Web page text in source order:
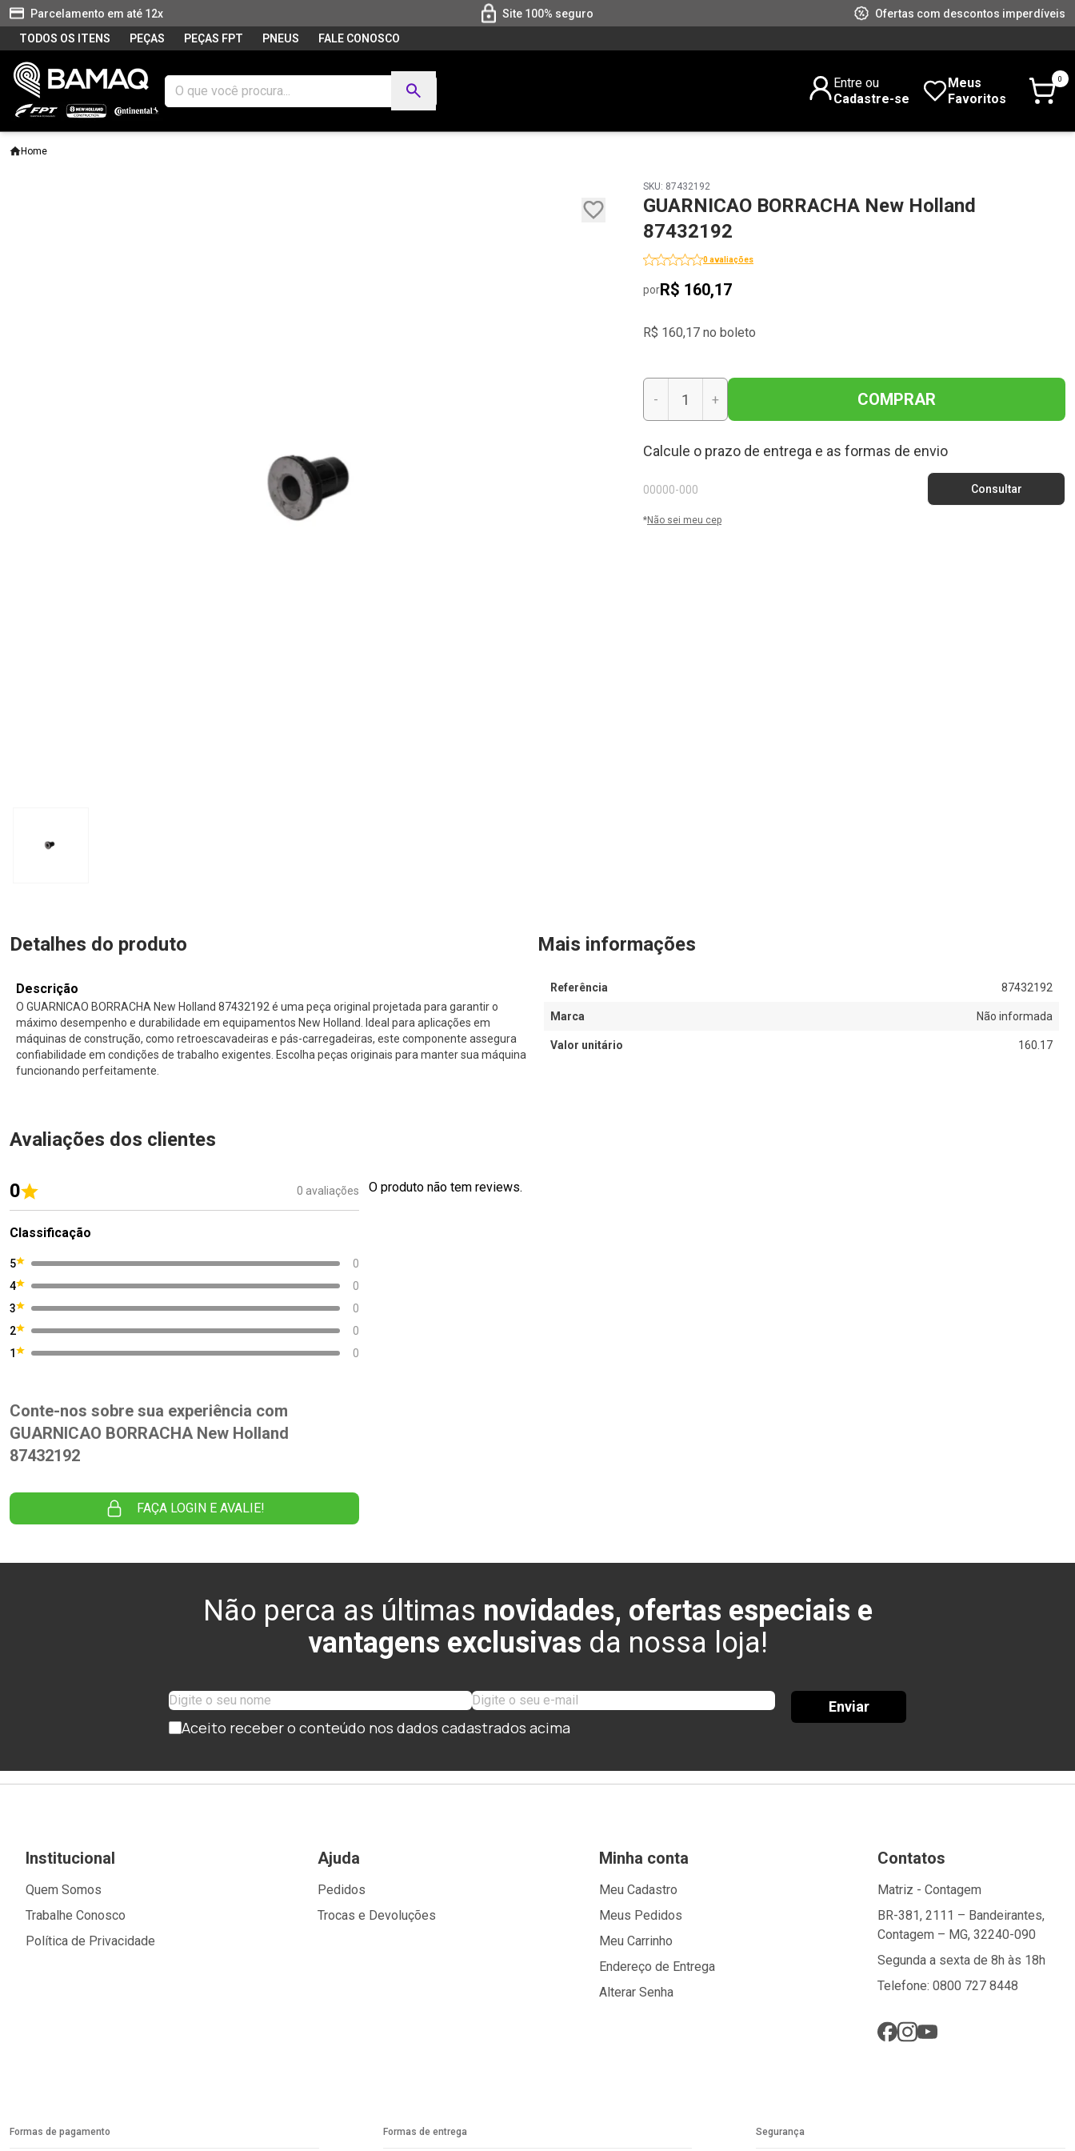
Parcelamento em até 12x Site 100% seguro
Ofertas com descontos imperdíveis
TODOS OS ITENS
PEÇAS PEÇAS FPT PNEUS FALE CONOSCO
Entre ou
Cadastre-se
Meus
Favoritos
0
Home
SKU: 87432192
GUARNICAO BORRACHA New Holland
87432192
0 avaliações
porR$ 160,17
R$ 160,17 no boleto
- + COMPRAR
Calcule o prazo de entrega e as formas de envio
*Não sei meu cep
Detalhes do produto
Descrição
O GUARNICAO BORRACHA New Holland 87432192 é uma peça original projetada para garantir o
máximo desempenho e durabilidade em equipamentos New Holland. Ideal para aplicações em
máquinas de construção, como retroescavadeiras e pás-carregadeiras, este componente assegura
confiabilidade em condições de trabalho exigentes. Escolha peças originais para manter sua máquina
funcionando perfeitamente.
Mais informações
Referência 87432192
Marca Não informada
Valor unitário 160.17
Avaliações dos clientes
0 0 avaliações
Classificação
5
0
4
0
3
0
2
0
1
0
Conte-nos sobre sua experiência com
GUARNICAO BORRACHA New Holland
87432192
FAÇA LOGIN E AVALIE!
O produto não tem reviews.
Não perca as últimas novidades, ofertas especiais e
vantagens exclusivas da nossa loja!
Aceito receber o conteúdo nos dados cadastrados acima
Enviar
Institucional
Quem Somos
Trabalhe Conosco
Política de Privacidade
Ajuda
Pedidos
Trocas e Devoluções
Minha conta
Meu Cadastro
Meus Pedidos
Meu Carrinho
Endereço de Entrega
Alterar Senha
Contatos
Matriz - Contagem
BR-381, 2111 – Bandeirantes,
Contagem – MG, 32240-090
Segunda a sexta de 8h às 18h
Telefone: 0800 727 8448
Formas de pagamento Formas de entrega Segurança